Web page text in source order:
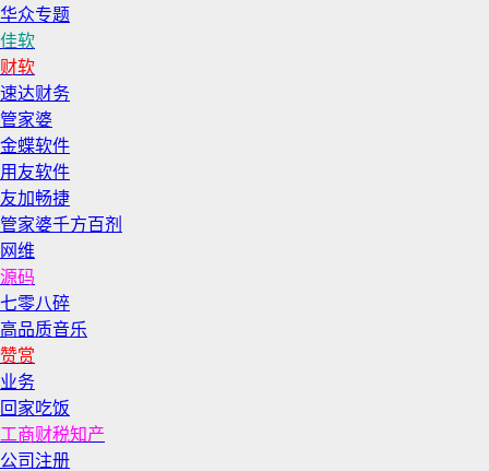
华众专题
佳软
财软
速达财务
管家婆
金蝶软件
用友软件
友加畅捷
管家婆千方百剂
网维
源码
七零八碎
高品质音乐
赞赏
业务
回家吃饭
工商财税知产
公司注册